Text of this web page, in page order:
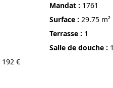
Mandat : 1761
surface : 29.75 m²
terrasse : 1
Salle de douche : 1
192 €